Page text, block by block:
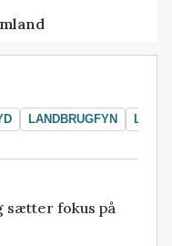
LANDBRUGFYN
sætter fokus på